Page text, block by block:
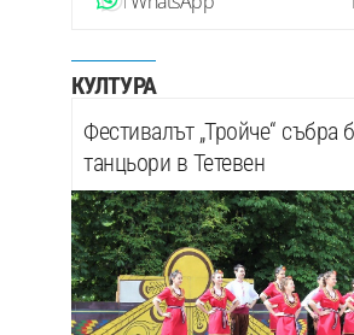
КУЛТУРА
Фестивалът „Тройче“ събра
танцьори в Тетевен